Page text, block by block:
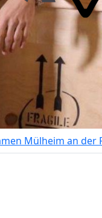
Mülheim an der